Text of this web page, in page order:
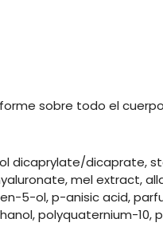
sobre todo el
dicaprylate/
mel extract,
5-ol, p-anisic acid,
polyquaternium-